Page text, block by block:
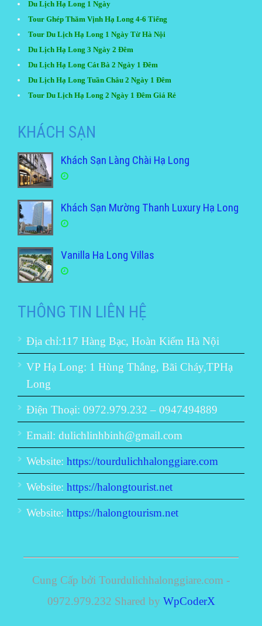
Du Lịch Hạ Long 1 Ngày
Tour Ghép Thăm Vịnh Hạ Long 4-6 Tiếng
Tour Du Lịch Hạ Long 1 Ngày Từ Hà Nội
Du Lịch Hạ Long 3 Ngày 2 Đêm
Du Lịch Hạ Long Cát Bà 2 Ngày 1 Đêm
Du Lịch Hạ Long Tuần Châu 2 Ngày 1 Đêm
Tour Du Lịch Hạ Long 2 Ngày 1 Đêm Giá Rẻ
KHÁCH SẠN
Khách Sạn Làng Chài Hạ Long
Khách Sạn Mường Thanh Luxury Hạ Long
Vanilla Ha Long Villas
THÔNG TIN LIÊN HỆ
Địa chỉ:117 Hàng Bạc, Hoàn Kiếm Hà Nội
VP Hạ Long: 1 Hùng Thắng, Bãi Cháy,TPHạ
Long
Điện Thoại: 0972.979.232 – 0947494889
Email: dulichlinhbinh@gmail.com
Website: https://tourdulichhalonggiare.com
Website: https://halongtourist.net
Website: https://halongtourism.net
Cung Cấp bởi Tourdulichhalonggiare.com -
0972.979.232 Shared by WpCoderX